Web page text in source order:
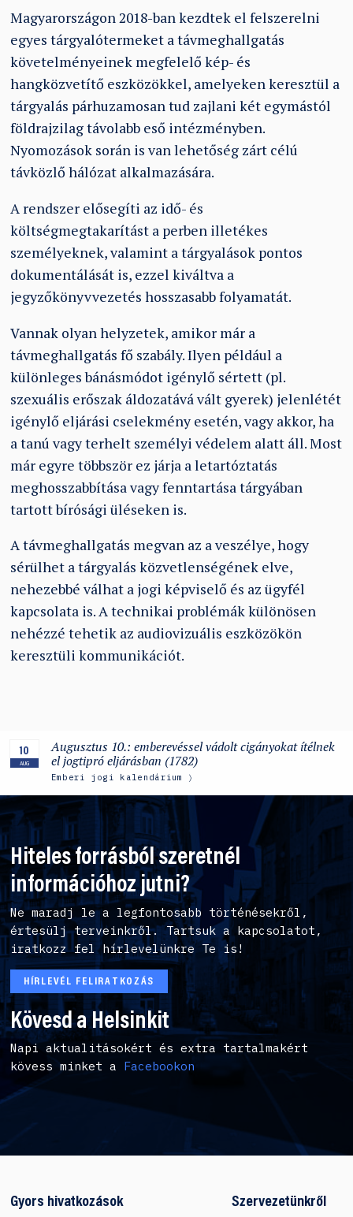
Magyarországon 2018-ban kezdtek el felszerelni
egyes tárgyalótermeket a távmeghallgatás
követelményeinek megfelelő kép- és
hangközvetítő eszközökkel, amelyeken keresztül a
tárgyalás párhuzamosan tud zajlani két egymástól
földrajzilag távolabb eső intézményben.
Nyomozások során is van lehetőség zárt célú
távközlő hálózat alkalmazására.
A rendszer elősegíti az idő- és
költségmegtakarítást a perben illetékes
személyeknek, valamint a tárgyalások pontos
dokumentálását is, ezzel kiváltva a
jegyzőkönyvvezetés hosszasabb folyamatát.
Vannak olyan helyzetek, amikor már a
távmeghallgatás fő szabály. Ilyen például a
különleges bánásmódot igénylő sértett (pl.
szexuális erőszak áldozatává vált gyerek) jelenlétét
igénylő eljárási cselekmény esetén, vagy akkor, ha
a tanú vagy terhelt személyi védelem alatt áll. Most
már egyre többször ez járja a letartóztatás
meghosszabbítása vagy fenntartása tárgyában
tartott bírósági üléseken is.
A távmeghallgatás megvan az a veszélye, hogy
sérülhet a tárgyalás közvetlenségének elve,
nehezebbé válhat a jogi képviselő és az ügyfél
kapcsolata is. A technikai problémák különösen
nehézzé tehetik az audiovizuális eszközökön
keresztüli kommunikációt.
10
AUG
Augusztus 10.: emberevéssel vádolt cigányokat ítélnek
el jogtipró eljárásban (1782)
Emberi jogi kalendárium
Hiteles forrásból szeretnél
információhoz jutni?
Ne maradj le a legfontosabb történésekről,
értesülj terveinkről. Tartsuk a kapcsolatot,
iratkozz fel hírlevelünkre Te is!
HÍRLEVÉL FELIRATKOZÁS
Kövesd a Helsinkit
Napi aktualitásokért és extra tartalmakért
kövess minket a Facebookon
Gyors hivatkozások Szervezetünkről